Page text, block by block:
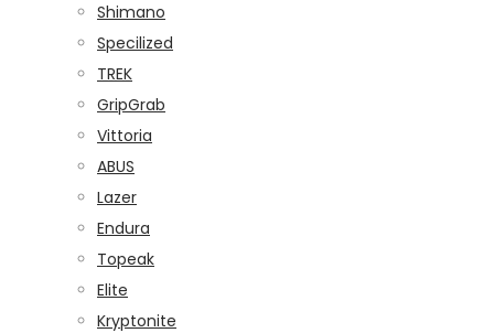
Shimano
Specilized
TREK
GripGrab
Vittoria
ABUS
Lazer
Endura
Topeak
Elite
Kryptonite